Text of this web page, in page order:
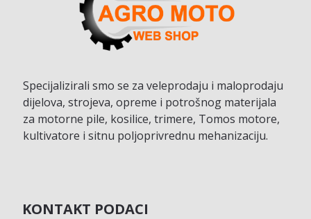
Specijalizirali smo se za veleprodaju i maloprodaju
dijelova, strojeva, opreme i potrošnog materijala
za motorne pile, kosilice, trimere, Tomos motore,
kultivatore i sitnu poljoprivrednu mehanizaciju.
KONTAKT PODACI